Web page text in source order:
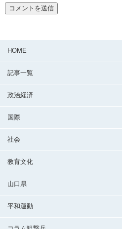
HOME
記事一覧
政治経済
国際
社会
教育文化
山口県
平和運動